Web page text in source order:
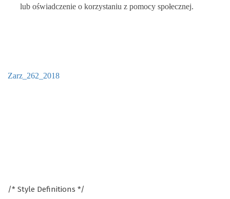
lub oświadczenie o korzystaniu z pomocy społecznej.
Zarz_262_2018
/* Style Definitions */